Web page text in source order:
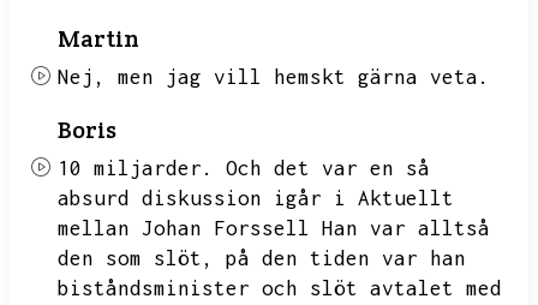
Martin
Nej, men jag vill hemskt gärna veta.
Boris
10 miljarder.
Och det var en så
absurd diskussion igår i Aktuellt
mellan Johan Forssell Han var alltså
den som slöt,
på den tiden var han
biståndsminister och slöt avtalet med